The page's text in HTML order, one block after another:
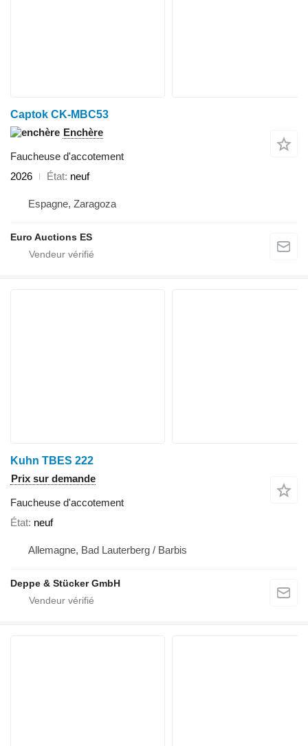
Captok CK-MBC53
Enchère
Faucheuse d'accotement
2026
État neuf
Espagne, Zaragoza
Euro Auctions ES
Kuhn TBES 222
Prix sur demande
Faucheuse d'accotement
État neuf
Allemagne, Bad Lauterberg / Barbis
Deppe & Stücker GmbH